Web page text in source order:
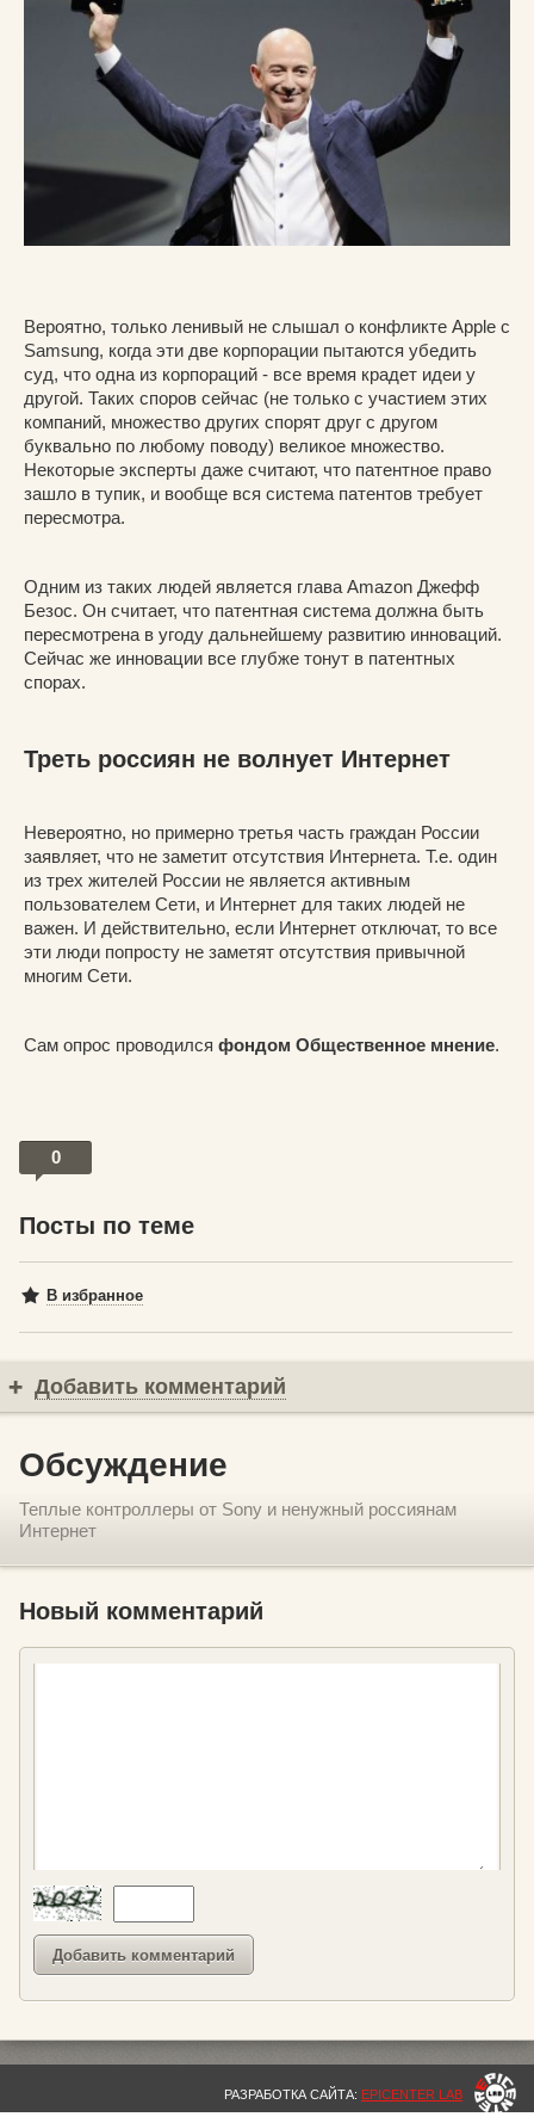
Вероятно, только ленивый не слышал о конфликте Apple с
Samsung, когда эти две корпорации пытаются убедить
суд, что одна из корпораций - все время крадет идеи у
другой. Таких споров сейчас (не только с участием этих
компаний, множество других спорят друг с другом
буквально по любому поводу) великое множество.
Некоторые эксперты даже считают, что патентное право
зашло в тупик, и вообще вся система патентов требует
пересмотра.
Одним из таких людей является глава Amazon Джефф
Безос. Он считает, что патентная система должна быть
пересмотрена в угоду дальнейшему развитию инноваций.
Сейчас же инновации все глубже тонут в патентных
спорах.
Треть россиян не волнует Интернет
Невероятно, но примерно третья часть граждан России
заявляет, что не заметит отсутствия Интернета. Т.е. один
из трех жителей России не является активным
пользователем Сети, и Интернет для таких людей не
важен. И действительно, если Интернет отключат, то все
эти люди попросту не заметят отсутствия привычной
многим Сети.
Сам опрос проводился фондом Общественное мнение.
0
Посты по теме
В избранное
Добавить комментарий
Обсуждение
Теплые контроллеры от Sony и ненужный россиянам
Интернет
Новый комментарий
РАЗРАБОТКА САЙТА: EPICENTER LAB